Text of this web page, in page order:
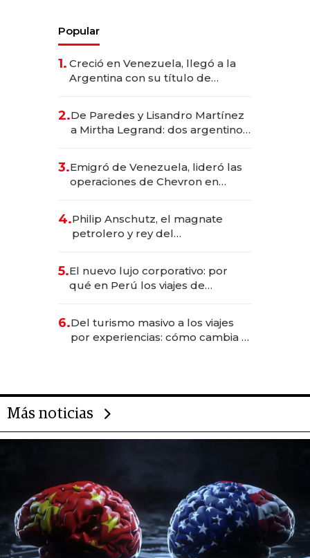
Popular
1. Creció en Venezuela, llegó a la
Argentina con su título de
las marcas "fast premium"
2.De Paredes y Lisandro Martínez
a Mirtha Legrand: dos argentinos
3.Emigró de Venezuela, lideró las
operaciones de Chevron en
4.Philip Anschutz, el magnate
petrolero y rey del
Fénix
5.El nuevo lujo corporativo: por
qué en Perú los viajes de
transformadoras
6.Del turismo masivo a los viajes
por experiencias: cómo cambia el
Más noticias